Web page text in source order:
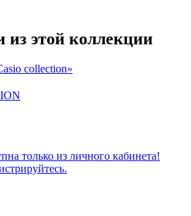
из этой коллекции
collection»
только из личного кабинета!